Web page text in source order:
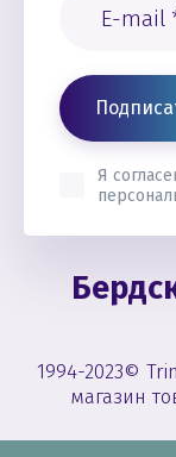
Я
1994-2023©
магазин